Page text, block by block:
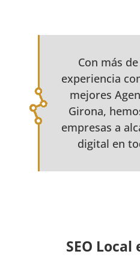
Con más
experiencia
mejores
Girona,
empresas a
digital en
SEO